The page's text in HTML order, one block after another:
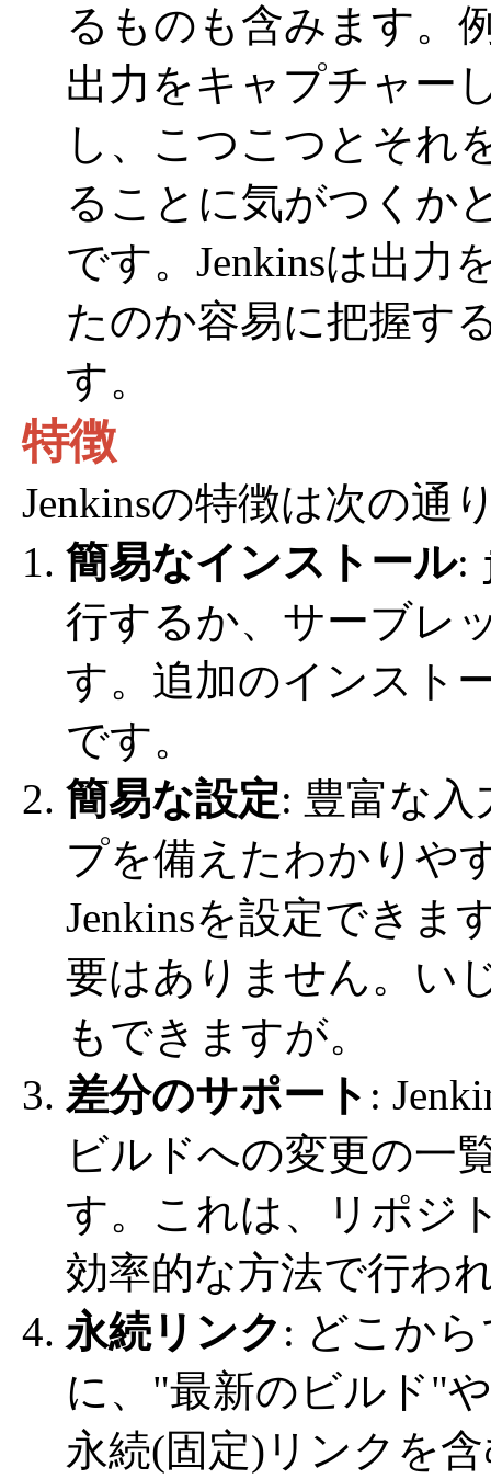
るものも含みます。
出力をキャプチャー
し、こつこつとそれ
ることに気がつくか
です。Jenkinsは出力
たのか容易に把握す
す。
特徴
Jenkinsの特徴は次の通
簡易なインストール:
行するか、サーブレ
す。追加のインスト
です。
簡易な設定: 豊富な
プを備えたわかりや
Jenkinsを設定できま
要はありません。い
もできますが。
差分のサポート :
ビルドへの変更の一
す。これは、リポジ
効率的な方法で行わ
永続リンク : どこか
に、"最新のビルド"
永続(固定)リンクを